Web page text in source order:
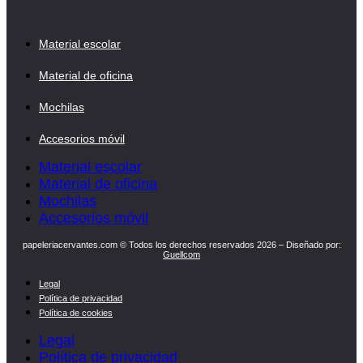
Material escolar
Material de oficina
Mochilas
Accesorios móvil
Material escolar
Material de oficina
Mochilas
Accesorios móvil
papeleriacervantes.com © Todos los derechos reservados 2026 – Diseñado por:
Guellcom
Legal
Política de privacidad
Política de cookies
Legal
Política de privacidad